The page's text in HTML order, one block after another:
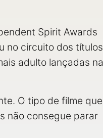
Spirit Awards
no circuito dos títulos
adulto lançadas na
O tipo de filme que
não consegue parar